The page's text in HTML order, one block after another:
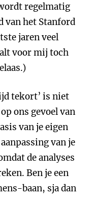
regelmatig
van het Stanford
jaren veel
voor mij toch
tekort’ is niet
ons gevoel van
van je eigen
van je
de analyses
Ben je een
baan, sja dan